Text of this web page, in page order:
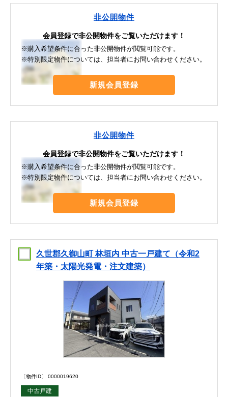
非公開物件
会員登録で非公開物件をご覧いただけます！
※購入希望条件に合った非公開物件が閲覧可能です。
※特別限定物件については、担当者にお問い合わせください。
新規会員登録
非公開物件
会員登録で非公開物件をご覧いただけます！
※購入希望条件に合った非公開物件が閲覧可能です。
※特別限定物件については、担当者にお問い合わせください。
新規会員登録
久世郡久御山町 林垣内 中古一戸建て（令和2
年築・太陽光発電・注文建築）
〔物件ID〕 0000019620
中古戸建